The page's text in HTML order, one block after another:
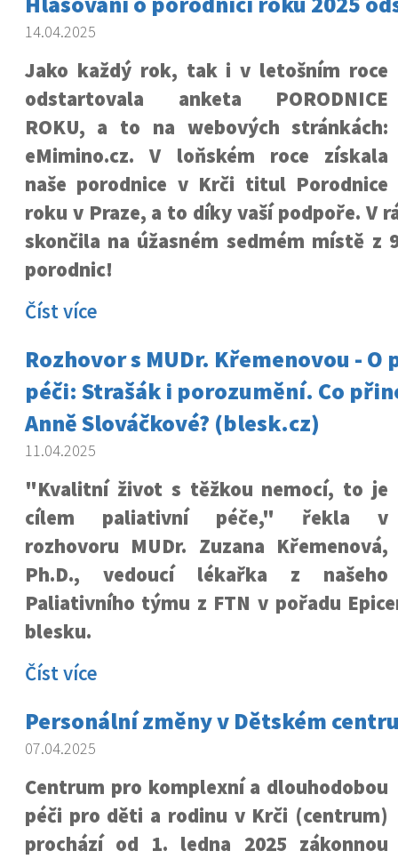
14.04.2025
Jako každý rok, tak i v letošním roce
odstartovala anketa PORODNICE
ROKU, a to na webových stránkách:
eMimino.cz. V loňském roce získala
naše porodnice v Krči titul Porodnice
roku v Praze, a to díky vaší podpoře. V
skončila na úžasném sedmém místě z
porodnic!
Číst více
Rozhovor s MUDr. Křemenovou -
péči: Strašák i porozumění. Co
Anně Slováčkové? (blesk.cz)
11.04.2025
"Kvalitní život s těžkou nemocí, to je
cílem paliativní péče," řekla v
rozhovoru MUDr. Zuzana Křemenová,
Ph.D., vedoucí lékařka z našeho
Paliativního týmu z FTN v pořadu
blesku.
Číst více
Personální změny v Dětském
07.04.2025
Centrum pro komplexní a dlouhodobou
péči pro děti a rodinu v Krči (centrum)
prochází od 1. ledna 2025 zákonnou